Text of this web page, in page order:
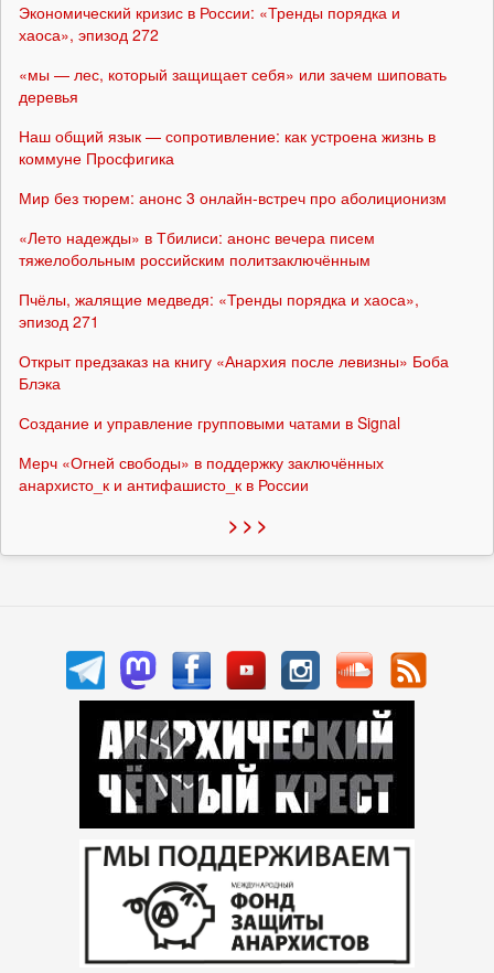
Экономический кризис в России: «Тренды порядка и
хаоса», эпизод 272
«мы — лес, который защищает себя» или зачем шиповать
деревья
Наш общий язык — сопротивление: как устроена жизнь в
коммуне Просфигика
Мир без тюрем: анонс 3 онлайн-встреч про аболиционизм
«Лето надежды» в Тбилиси: анонс вечера писем
тяжелобольным российским политзаключённым
Пчёлы, жалящие медведя: «Тренды порядка и хаоса»,
эпизод 271
Открыт предзаказ на книгу «Анархия после левизны» Боба
Блэка
Создание и управление групповыми чатами в Signal
Мерч «Огней свободы» в поддержку заключённых
анархисто_к и антифашисто_к в России
> > >